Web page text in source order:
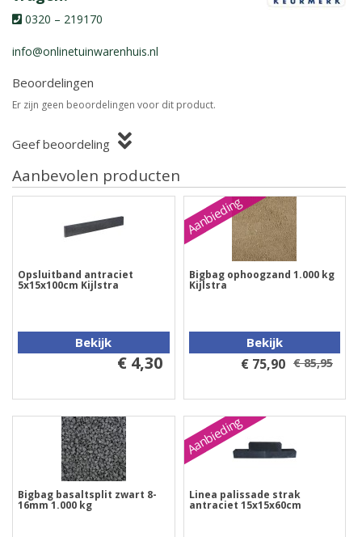
0320 – 219170
info@onlinetuinwarenhuis.nl
Beoordelingen
Er zijn geen beoordelingen voor dit product.
Geef beoordeling
Aanbevolen producten
Opsluitband antraciet
5x15x100cm Kijlstra
Bekijk
€ 4,30
Aanbieding
Bigbag ophoogzand 1.000 kg
Kijlstra
Bekijk
€ 75,90 € 85,95
Bigbag basaltsplit zwart 8-
16mm 1.000 kg
Aanbieding
Linea palissade strak
antraciet 15x15x60cm